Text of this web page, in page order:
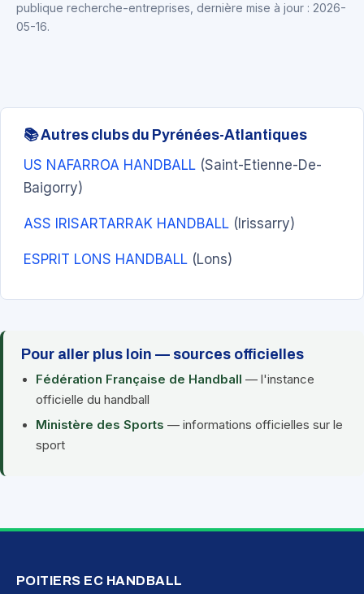
publique recherche-entreprises, dernière mise à jour : 2026-
05-16.
📚 Autres clubs du Pyrénées-Atlantiques
US NAFARROA HANDBALL (Saint-Etienne-De-
Baigorry)
ASS IRISARTARRAK HANDBALL (Irissarry)
ESPRIT LONS HANDBALL (Lons)
Pour aller plus loin — sources officielles
Fédération Française de Handball — l'instance
officielle du handball
Ministère des Sports — informations officielles sur le
sport
POITIERS EC HANDBALL